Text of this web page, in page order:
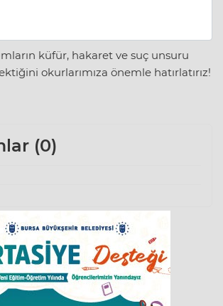
küfür, hakaret ve suç unsuru
okurlarımıza önemle hatırlatırız!
(0)